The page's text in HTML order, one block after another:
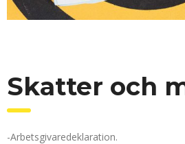
Skatter och
-Arbetsgivaredeklaration.